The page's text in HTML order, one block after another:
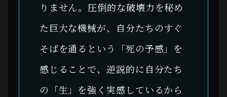
りません。圧倒的な破壊力を秘め
た巨大な機械が、自分たちのすぐ
そばを通るという「死の予感」を
感じることで、逆説的に自分たち
の「生」を強く実感しているから